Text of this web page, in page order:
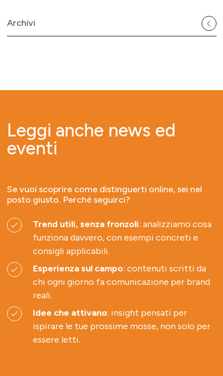
Archivi
Leggi anche news ed
eventi
Se vuoi scoprire come distinguerti online, sei nel
posto giusto. Perché seguirci?
Trend utili, senza fronzoli: analizziamo cosa
funziona davvero, con esempi concreti e
consigli applicabili.
Esperienza sul campo: contenuti scritti da
chi ogni giorno fa comunicazione per brand
reali.
Idee che attivano: insight pensati per
ispirare le tue prossime mosse, non solo per
essere letti.